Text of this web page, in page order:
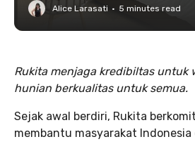
Alice Larasati · 5 minutes read
Rukita menjaga kredibiltas untuk
hunian berkualitas untuk semua.
Sejak awal berdiri, Rukita
membantu masyarakat Indonesia